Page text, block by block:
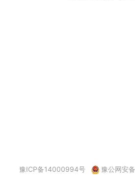
豫ICP备14000994号 豫公网安